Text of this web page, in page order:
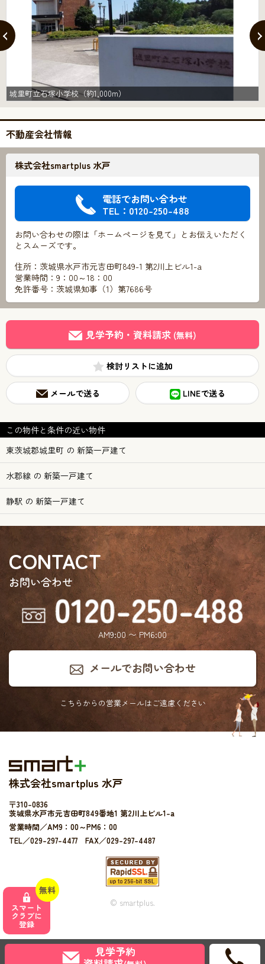
城里町立石塚小学校（約1,000m）
不動産会社情報
株式会社smartplus 水戸
電話でお問い合わせ
TEL：0120-250-488
お問い合わせの際は「ホームページを見て」とお伝えいただく
とスムーズです。
住所：茨城県水戸市元吉田町849-1 第2川上ビル1-a
営業時間：9：00～18：00
免許番号：茨城県知事（1）第7686号
見学予約・資料請求 (無料)
検討リスト
メールで送る LINEで送る
この物件と条件の近い物件
東茨城郡城里町 の 新築一戸建て
水郡線 の 新築一戸建て
静駅 の 新築一戸建て
CONTACT
お問い合わせ
AM9:00 〜 PM6:00
メールでお問い合わせ
こちらからの営業メールはご遠慮ください
株式会社smartplus 水戸
〒310-0836
茨城県水戸市元吉田町849番地1 第2川上ビル1-a
営業時間／AM9：00～PM6：00
TEL／029-297-4477 FAX／029-297-4487
© smartplus.
無料
スマート
クラブに
登録
見学予約